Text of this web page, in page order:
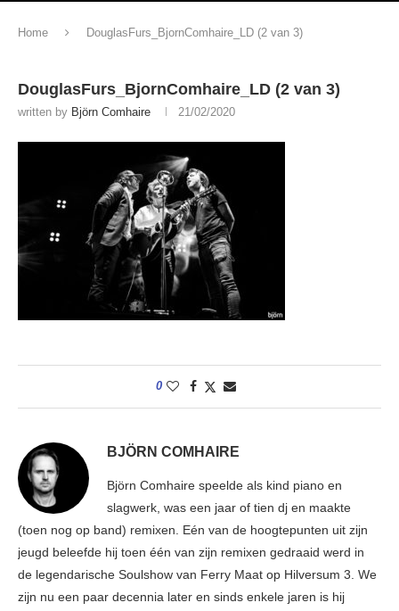
Home DouglasFurs_BjornComhaire_LD (2 van 3)
DouglasFurs_BjornComhaire_LD (2 van 3)
written by Björn Comhaire 21/02/2020
0
BJÖRN COMHAIRE
Björn Comhaire speelde als kind piano en
slagwerk, was een jaar of tien dj en maakte
(toen nog op band) remixen. Eén van de hoogtepunten uit zijn
jeugd beleefde hij toen één van zijn remixen gedraaid werd in
de legendarische Soulshow van Ferry Maat op Hilversum 3. We
zijn nu een paar decennia later en sinds enkele jaren is hij